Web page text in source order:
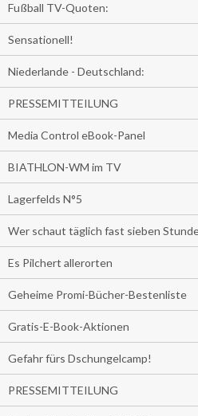
Fußball TV-Quoten:
Sensationell!
Niederlande - Deutschland:
PRESSEMITTEILUNG
Media Control eBook-Panel
BIATHLON-WM im TV
Lagerfelds N°5
Wer schaut täglich fast sieben
Es Pilchert allerorten
Geheime Promi-Bücher-Bestenliste
Gratis-E-Book-Aktionen
Gefahr fürs Dschungelcamp!
PRESSEMITTEILUNG